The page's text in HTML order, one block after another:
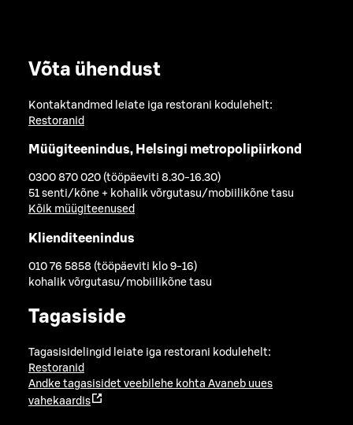
Võta ühendust
Kontaktandmed leiate iga restorani kodulehelt:
Restoranid
Müügiteenindus, Helsingi metropolipiirkond
0300 870 020 (tööpäeviti 8.30-16.30)
51 senti/kõne + kohalik võrgutasu/mobiilikõne tasu
Kõik müügiteenused
Klienditeenindus
010 76 5858 (tööpäeviti klo 9-16)
kohalik võrgutasu/mobiilikõne tasu
Tagasiside
Tagasisidelingid leiate iga restorani kodulehelt:
Restoranid
Andke tagasisidet veebilehe kohta Avaneb uues
vahekaardis